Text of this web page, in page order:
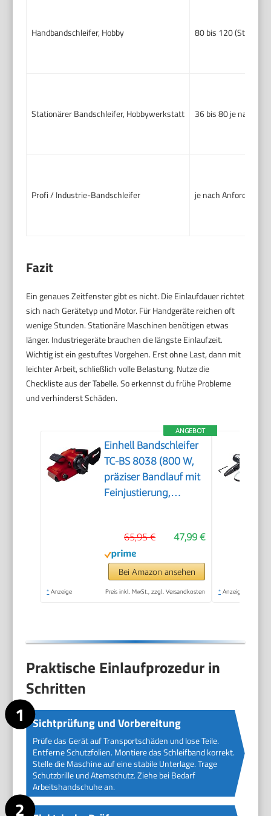
Handbandschleifer, Hobby 80 bis 120 (Start)
Stationärer Bandschleifer, Hobbywerkstatt 36 bis 80 je nach
Profi / Industrie-Bandschleifer je nach
Fazit
Ein genaues Zeitfenster gibt es nicht. Die Einlaufdauer richtet
sich nach Gerätetyp und Motor. Für Handgeräte reichen oft
wenige Stunden. Stationäre Maschinen benötigen etwas
länger. Industriegeräte brauchen die längste Einlaufzeit.
Wichtig ist ein gestuftes Vorgehen. Erst ohne Last, dann mit
leichter Arbeit, schließlich volle Belastung. Nutze die
Checkliste aus der Tabelle. So erkennst du frühe Probleme
und verhinderst Schäden.
ANGEBOT
Einhell Bandschleifer
TC-BS 8038 (800 W,
präziser Bandlauf mit
Feinjustierung,
Zusatzhandgriff,
integrierte
Staubabsaugung, inkl.
Schleifband)
47,99 €
65,95 €
Bei Amazon ansehen
* Anzeige Preis inkl. MwSt., zzgl. Versandkosten * Anzeige
Praktische Einlaufprozedur in
Schritten
Sichtprüfung und Vorbereitung
Prüfe das Gerät auf Transportschäden und lose Teile.
Entferne Schutzfolien. Montiere das Schleifband korrekt.
Stelle die Maschine auf eine stabile Unterlage. Trage
Schutzbrille und Atemschutz. Ziehe bei Bedarf
Arbeitshandschuhe an.